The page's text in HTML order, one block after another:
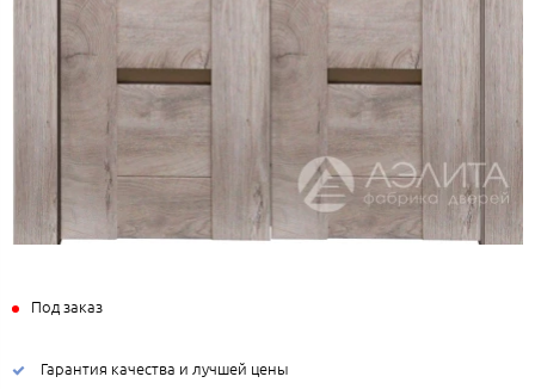
Под заказ
Гарантия качества и лучшей цены